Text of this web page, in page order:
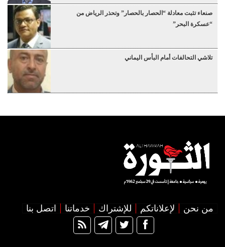
صنعاء تثبت معادلة “الحصار بالحصار” وتحذر الرياض من
“عسكرة البحر”
تلاشي التحالفات أمام البأس اليماني
من نحن لإعلاناتكم للإشتراك خدماتنا اتصل بنا